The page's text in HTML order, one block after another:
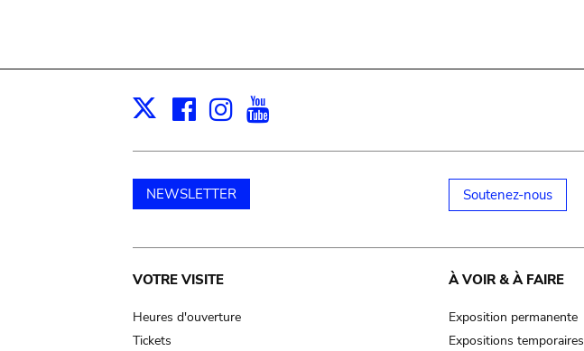
X Facebook
Instagram
NEWSLETTER Soutenez-nous
Main
navigation
VOTRE VISITE
Heures d'ouverture
Tickets
À VOIR & À FAIRE
Exposition permanente
Expositions temporaires